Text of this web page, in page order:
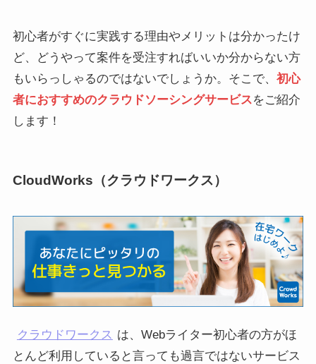
初心者がすぐに実践する理由やメリットは分かったけ
ど、どうやって案件を受注すればいいか分からない方
もいらっしゃるのではないでしょうか。そこで、 初心
者におすすめのクラウドソーシングサービスをご紹介
します！
CloudWorks（クラウドワークス）
クラウドワークス は、Webライター初心者の方がほ
とんど利用していると言っても過言ではないサービス